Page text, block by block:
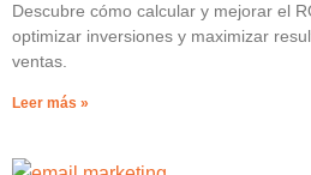
Descubre cómo calcular y mejorar el
optimizar inversiones y maximizar
ventas.
Leer más »